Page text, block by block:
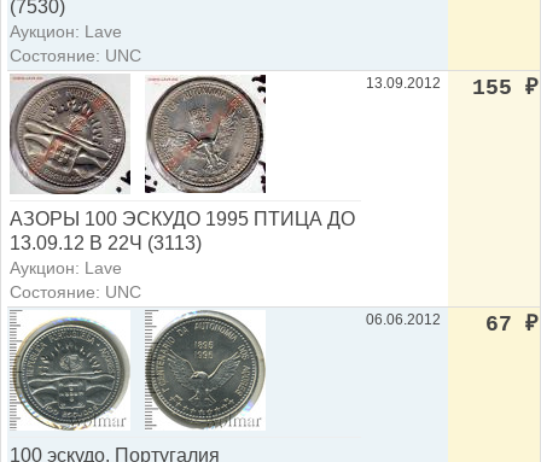
(7530)
Аукцион: Lave
Состояние: UNC
АЗОРЫ 100 ЭСКУДО 1995 ПТИЦА ДО
13.09.12 В 22Ч (3113)
Аукцион: Lave
Состояние: UNC
13.09.2012 155 ₽
100 эскудо. Португалия
06.06.2012 67 ₽